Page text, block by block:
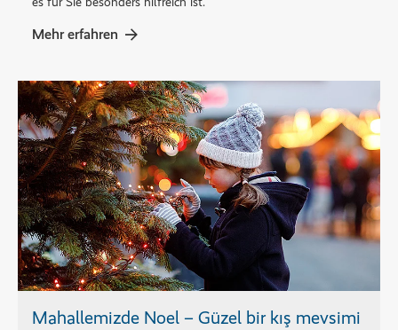
Mehr erfahren
Mahallemizde Noel – Güzel bir kış mevsimi